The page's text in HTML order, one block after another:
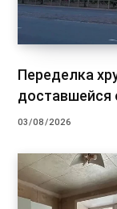
Переделка
доставшейся
03/08/2026